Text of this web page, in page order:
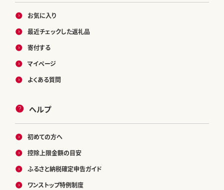
お気に入り
最近チェックした返礼品
寄付する
マイページ
よくある質問
ヘルプ
初めての方へ
控除上限金額の目安
ふるさと納税確定申告ガイド
ワンストップ特例制度